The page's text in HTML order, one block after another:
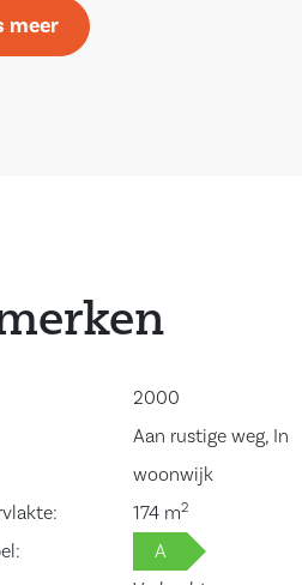
een woonoppervlakte van 174
A!
u de uitgebouwde,
en openslaande deuren, die
aansluitend de eetkamer. De
de volgende inbouwapparatuur;
afzuigkap, heteluchtoven,
koelkast, vriezer en een quooker.
meer
2000
Aan rustige weg, In
woonwijk
174 m2
A